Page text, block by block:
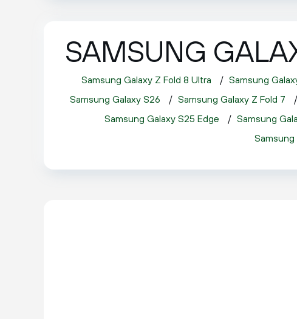
SAMSUNG
Samsung Galaxy Z Fold 8 Ultra / Samsung
Samsung Galaxy S26
/ Samsung Galaxy Z Fold 7 /
Samsung Galaxy S25 Edge
/ Samsung
Samsung